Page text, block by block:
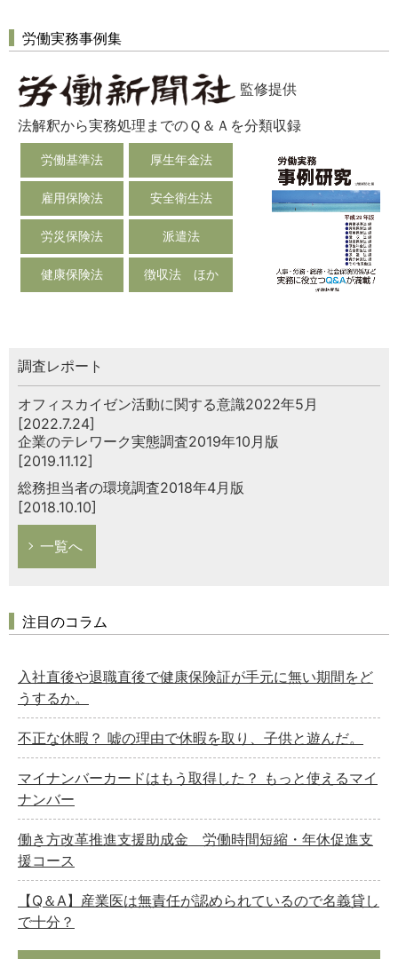
労働実務事例集
監修提供
法解釈から実務処理までのＱ＆Ａを分類収録
労働基準法 厚生年金法
雇用保険法 安全衛生法
労災保険法 派遣法
健康保険法 徴収法 ほか
調査レポート
オフィスカイゼン活動に関する意識2022年5月
[2022.7.24]
企業のテレワーク実態調査2019年10月版
[2019.11.12]
総務担当者の環境調査2018年4月版
[2018.10.10]
一覧へ
注目のコラム
入社直後や退職直後で健康保険証が手元に無い期間をど
うするか。
不正な休暇？ 嘘の理由で休暇を取り、子供と遊んだ。
マイナンバーカードはもう取得した？ もっと使えるマイ
ナンバー
働き方改革推進支援助成金 労働時間短縮・年休促進支
援コース
【Q＆A】産業医は無責任が認められているので名義貸し
で十分？